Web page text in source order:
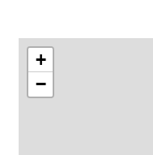
+
−